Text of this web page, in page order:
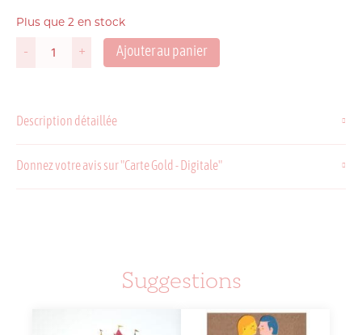
Plus que 2 en stock
-
quantité
-
+ Ajouter au panier
Description détaillée
Donnez votre avis sur "Carte Gold - Digitale"
Suggestions